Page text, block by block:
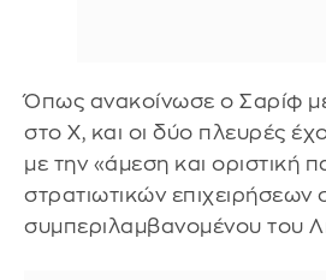
Όπως ανακοίνωσε ο Σαρίφ
στο X, και οι δύο πλευρές
με την «άμεση και οριστική
στρατιωτικών
συμπεριλαμβανομένου του